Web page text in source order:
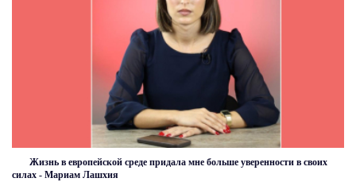
Жизнь в европейской среде придала мне больше уверенности в своих
силах - Мариам Лашхия